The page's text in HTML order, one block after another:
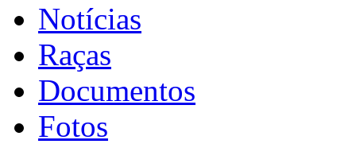
Notícias
Raças
Documentos
Fotos